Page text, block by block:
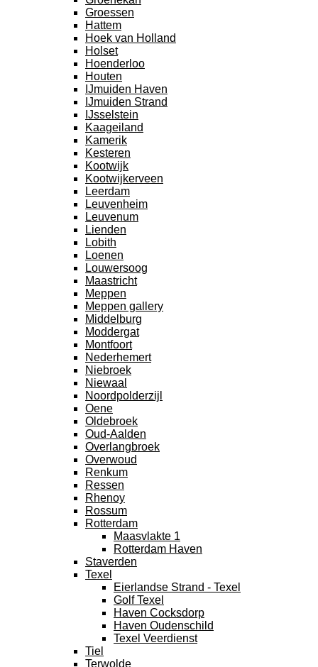
Groessen
Hattem
Hoek van Holland
Holset
Hoenderloo
Houten
IJmuiden Haven
IJmuiden Strand
IJsselstein
Kaageiland
Kamerik
Kesteren
Kootwijk
Kootwijkerveen
Leerdam
Leuvenheim
Leuvenum
Lienden
Lobith
Loenen
Louwersoog
Maastricht
Meppen
Meppen gallery
Middelburg
Moddergat
Montfoort
Nederhemert
Niebroek
Niewaal
Noordpolderzijl
Oene
Oldebroek
Oud-Aalden
Overlangbroek
Overwoud
Renkum
Ressen
Rhenoy
Rossum
Rotterdam
Maasvlakte 1
Rotterdam Haven
Staverden
Texel
Eierlandse Strand - Texel
Golf Texel
Haven Cocksdorp
Haven Oudenschild
Texel Veerdienst
Tiel
Terwolde